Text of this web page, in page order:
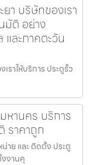
า บริษัทของเรา
มัติ อย่าง
ละภาคตะวัน
ราให้บริการ ประตูรั้ว
หานคร บริการ
ราคาถูก
าย และ ติดตั้ง ประตู
งานคุ